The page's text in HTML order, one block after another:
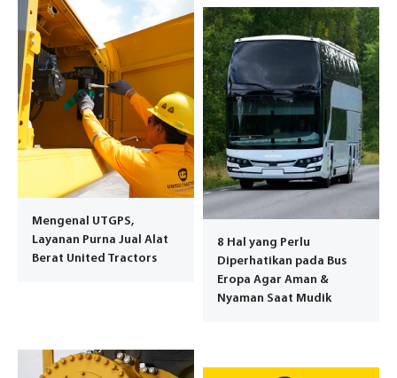
Mengenal UTGPS,
Layanan Purna Jual Alat
Berat United Tractors
8 Hal yang Perlu
Diperhatikan pada Bus
Eropa Agar Aman &
Nyaman Saat Mudik